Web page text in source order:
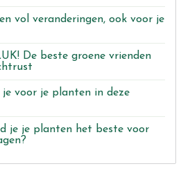
vol veranderingen, ook voor je
De beste groene vrienden
voor je planten in deze
je je planten het beste voor